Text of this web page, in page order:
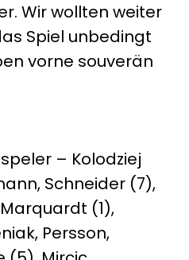
Wir wollten weiter
Spiel unbedingt
vorne souverän
– Kolodziej
Schneider (7),
(1),
Persson,